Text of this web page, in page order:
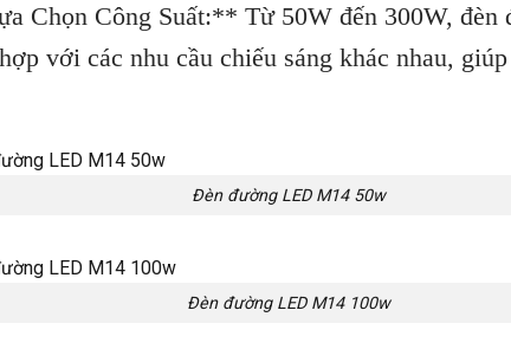
Chọn Công Suất:** Từ 50W đến 300W, đèn
với các nhu cầu chiếu sáng khác nhau,
Đèn đường LED M14 50w
Đèn đường LED M14 100w